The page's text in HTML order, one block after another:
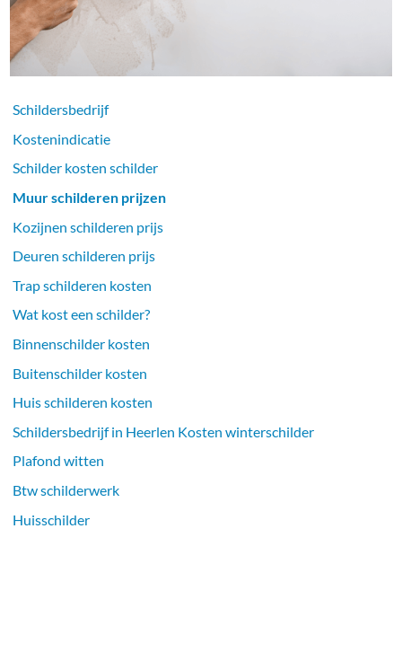
Schildersbedrijf
Kostenindicatie
Schilder kosten schilder
Muur schilderen prijzen
Kozijnen schilderen prijs
Deuren schilderen prijs
Trap schilderen kosten
Wat kost een schilder?
Binnenschilder kosten
Buitenschilder kosten
Huis schilderen kosten
Schildersbedrijf in Heerlen Kosten winterschilder
Plafond witten
Btw schilderwerk
Huisschilder